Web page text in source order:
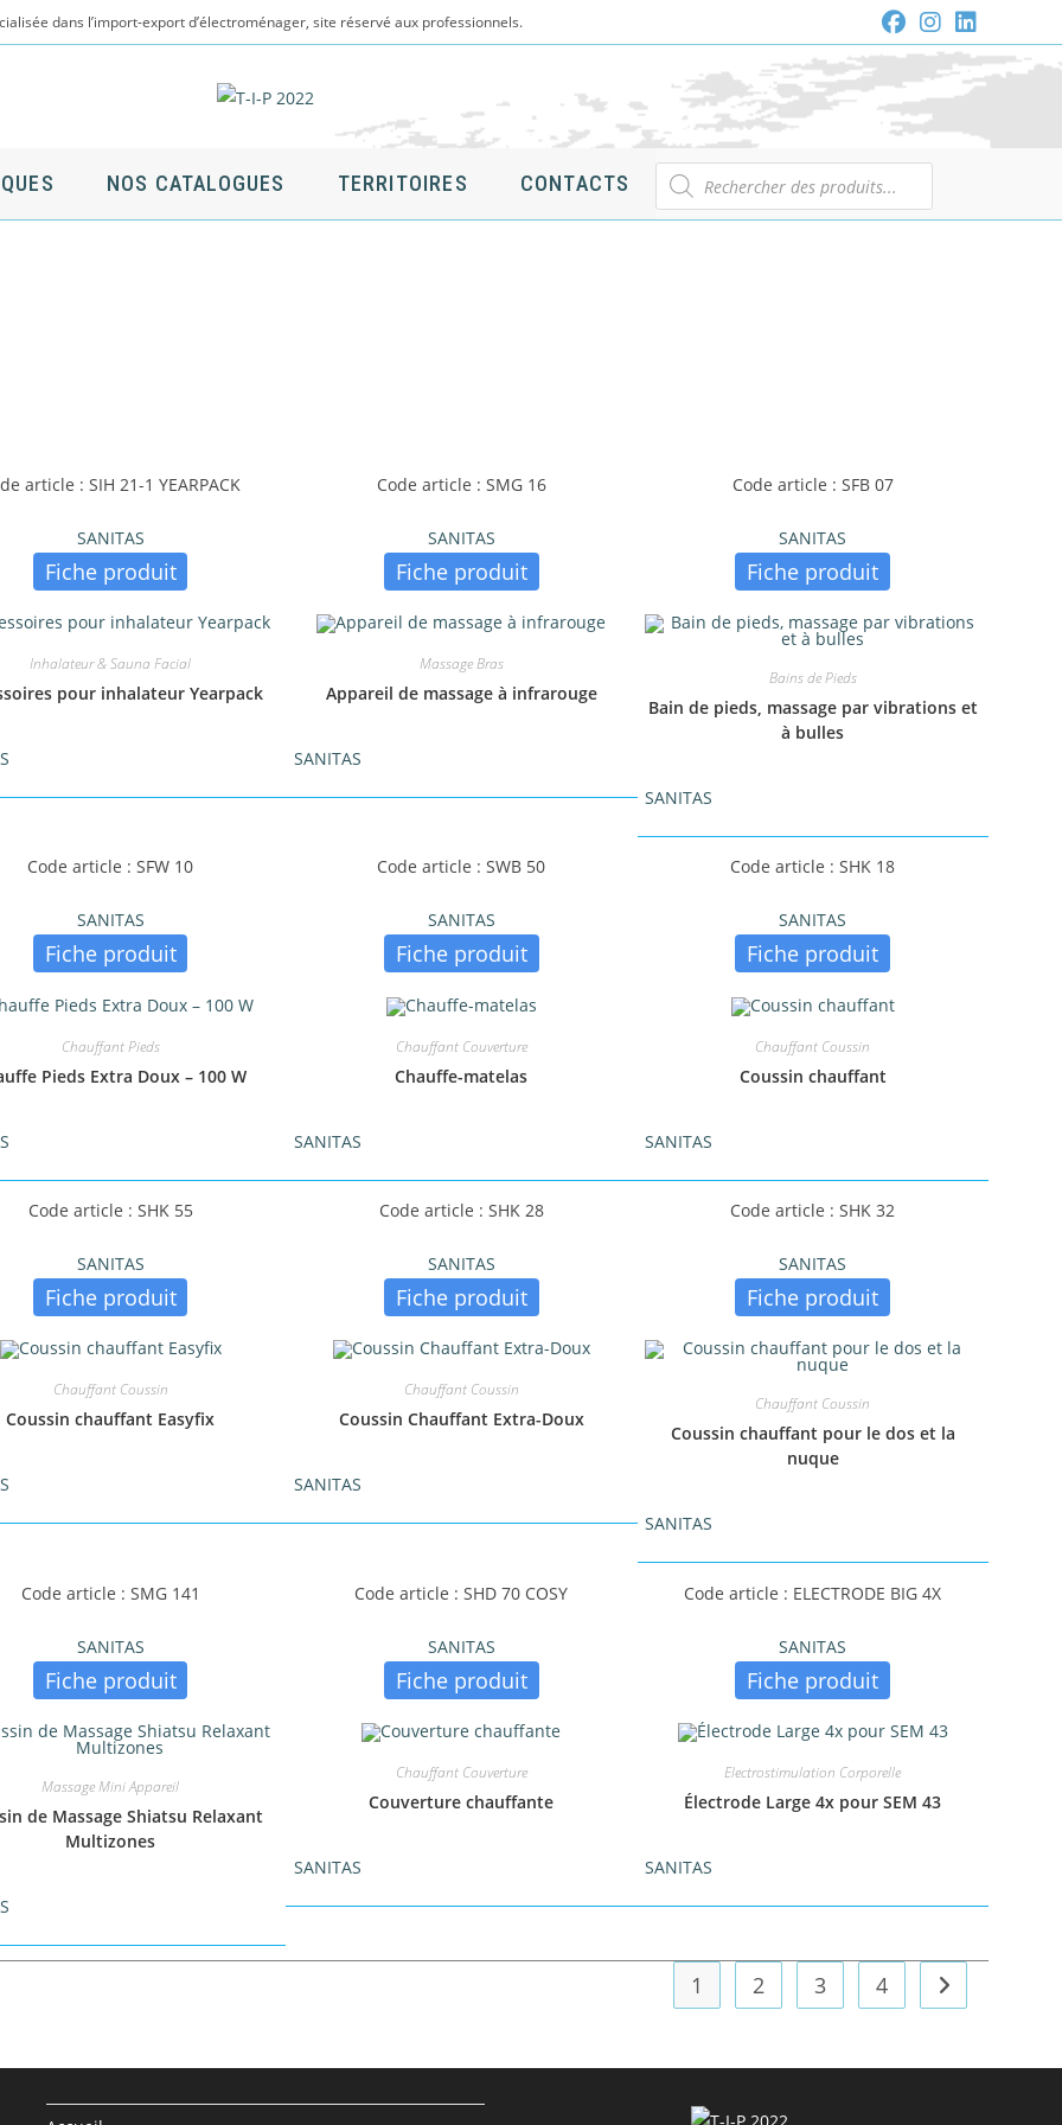
dans l’import-export d’électroménager, site réservé aux professionnels.
NOS CATALOGUES TERRITOIRES CONTACTS
Recherche
de
produits
Confort de la Maison (1)
Personal Care(39)
Petit Electroménager (1)
produit
article : SIH 21-1 YEARPACK
SANITAS
Fiche produit
Inhalateur & Sauna Facial
pour inhalateur Yearpack
Code article : SMG 16
SANITAS
Fiche produit
Massage Bras
Appareil de massage à infrarouge
SANITAS
Code article : SFB 07
SANITAS
Fiche produit
Bains de Pieds
Bain de pieds, massage par vibrations et
à bulles
SANITAS
Code article : SFW 10
SANITAS
Fiche produit
Chauffant Pieds
Pieds Extra Doux – 100 W
Code article : SWB 50
SANITAS
Fiche produit
Chauffant Couverture
Chauffe-matelas
SANITAS
Code article : SHK 18
SANITAS
Fiche produit
Chauffant Coussin
Coussin chauffant
SANITAS
Code article : SHK 55
SANITAS
Fiche produit
Chauffant Coussin
Coussin chauffant Easyfix
Code article : SHK 28
SANITAS
Fiche produit
Chauffant Coussin
Coussin Chauffant Extra-Doux
SANITAS
Code article : SHK 32
SANITAS
Fiche produit
Chauffant Coussin
Coussin chauffant pour le dos et la
nuque
SANITAS
Code article : SMG 141
SANITAS
Fiche produit
Massage Mini Appareil
de Massage Shiatsu Relaxant
Multizones
Code article : SHD 70 COSY
SANITAS
Fiche produit
Chauffant Couverture
Couverture chauffante
SANITAS
Code article : ELECTRODE BIG 4X
SANITAS
Fiche produit
Electrostimulation Corporelle
Électrode Large 4x pour SEM 43
SANITAS
1 2 3 4